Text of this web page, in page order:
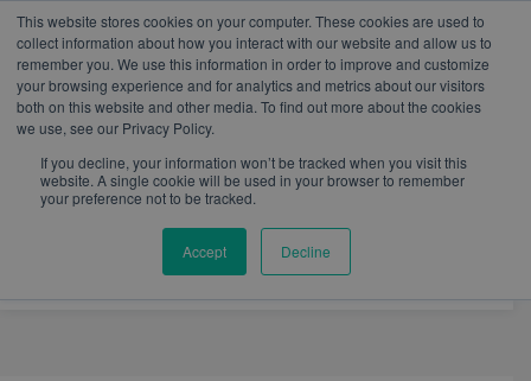
This website stores cookies on your computer. These cookies are used to
collect information about how you interact with our website and allow us to
remember you. We use this information in order to improve and customize
your browsing experience and for analytics and metrics about our visitors
both on this website and other media. To find out more about the cookies
we use, see our Privacy Policy.
If you decline, your information won’t be tracked when you visit this
website. A single cookie will be used in your browser to remember
your preference not to be tracked.
Accept Decline
h
a
t
s
a
p
a
c
e
b
o
o
k
o
u
t
u
b
e
n
s
t
a
g
r
a
m
i
n
k
e
d
i
n
mercadeo@eib.esinventor.comWhatsApp:+57
3103229640PBX: + 601 342 80 45